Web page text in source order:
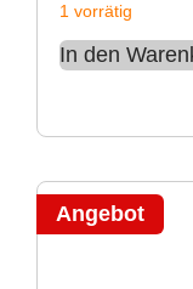
1 vorrätig
In den
Angebot